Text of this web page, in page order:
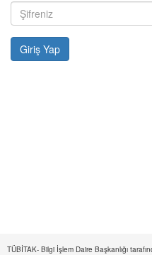
TÜBİTAK- Bilgi İşlem Daire Başkanlığı